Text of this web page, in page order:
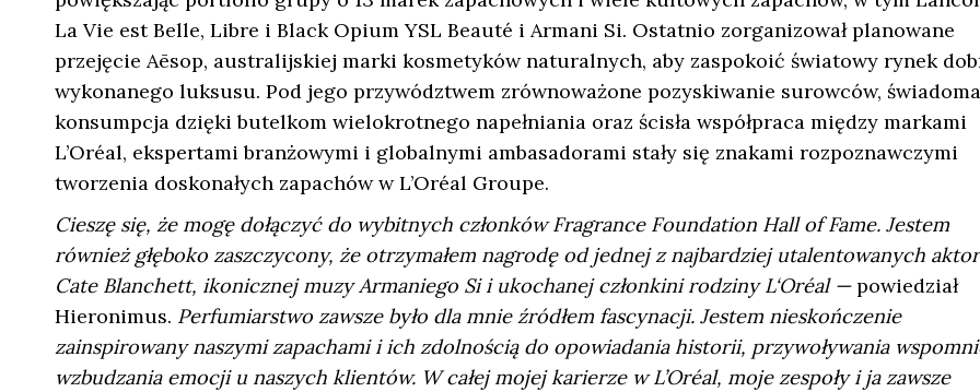
La Vie est Belle, Libre i Black Opium YSL Beauté i Armani Si. Ostatnio zorganizował planowane
przejęcie Aēsop, australijskiej marki kosmetyków naturalnych, aby zaspokoić światowy rynek
wykonanego luksusu. Pod jego przywództwem zrównoważone pozyskiwanie surowców, świadoma
konsumpcja dzięki butelkom wielokrotnego napełniania oraz ścisła współpraca między markami
L’Oréal, ekspertami branżowymi i globalnymi ambasadorami stały się znakami rozpoznawczymi
tworzenia doskonałych zapachów w L’Oréal Groupe.
Cieszę się, że mogę dołączyć do wybitnych członków Fragrance Foundation Hall of Fame. Jestem
również głęboko zaszczycony, że otrzymałem nagrodę od jednej z najbardziej utalentowanych
Cate Blanchett, ikonicznej muzy Armaniego Si i ukochanej członkini rodziny L‘Oréal —powiedział
Hieronimus. Perfumiarstwo zawsze było dla mnie źródłem fascynacji. Jestem nieskończenie
zainspirowany naszymi zapachami i ich zdolnością do opowiadania historii, przywoływania
wzbudzania emocji u naszych klientów. W całej mojej karierze w L’Oréal, moje zespoły i ja zawsze